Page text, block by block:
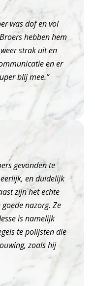
was dof en vol
hebben hem
strak uit en
en er
blij mee.”
gevonden te
en duidelijk
zijn het echte
nazorg. Ze
is namelijk
te polijsten die
zoals hij